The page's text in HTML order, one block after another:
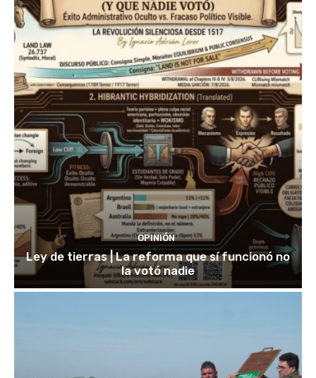
OPINIÓN
Ley de tierras | La reforma que sí funcionó no
la votó nadie